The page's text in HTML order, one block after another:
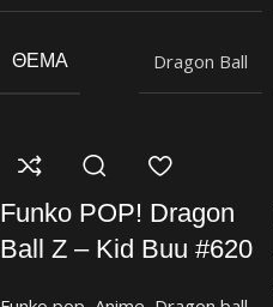
ΘΈΜΑ Dragon Ball
Funko POP! Dragon
Ball Z – Kid Buu #620